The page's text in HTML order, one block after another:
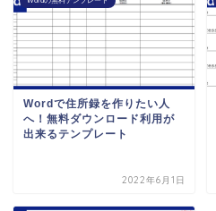
Wordで住所録を作りたい人
へ！無料ダウンロード利用が
出来るテンプレート
2022年6月1日